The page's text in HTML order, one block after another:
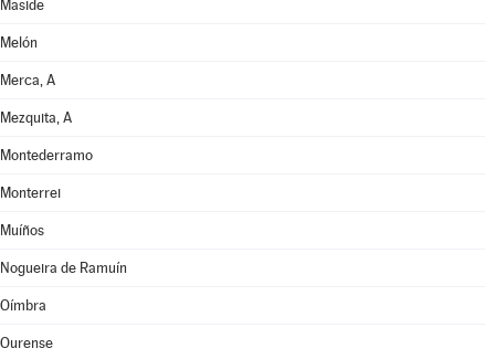
Maside
Melón
Merca, A
Mezquita, A
Montederramo
Monterrei
Muíños
Nogueira de Ramuín
Oímbra
Ourense